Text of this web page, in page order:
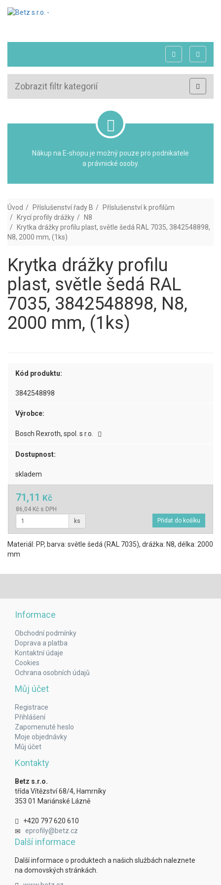
Zobrazit filtr kategorií
Nákup na E-shopu je možný pouze pro podnikatele
a právnické osoby.
Úvod Příslušenství řady B
Příslušenství k profilům
Krycí profily drážky
N8
Krytka drážky profilu plast, světle šedá RAL 7035, 3842548898,
N8, 2000 mm, (1ks)
Krytka drážky profilu
plast, světle šedá RAL
7035, 3842548898, N8,
2000 mm, (1ks)
Kód produktu:
3842548898
Výrobce:
Bosch Rexroth, spol. s r.o.
Dostupnost:
skladem
71,11 Kč
86,04 Kč s DPH
ks
Materiál: PP, barva: světle šedá (RAL 7035), drážka: N8, délka: 2000
mm
Informace
Obchodní podmínky
Doprava a platba
Kontaktní údaje
Cookies
Ochrana osobních údajů
Můj účet
Registrace
Přihlášení
Zapomenuté heslo
Moje objednávky
Můj účet
Kontakty
Betz s.r.o.
třída Vítězství 68/4, Hamrníky
353 01 Mariánské Lázně
+420 797 620 610
eprofily@betz.cz
Další informace
Další informace o produktech a našich službách naleznete
na domovských stránkách.